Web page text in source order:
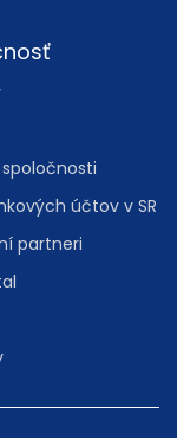
účtov v SR
partneri